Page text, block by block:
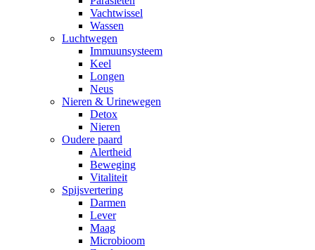
Vachtwissel
Wassen
Luchtwegen
Immuunsysteem
Keel
Longen
Neus
Nieren & Urinewegen
Detox
Nieren
Oudere paard
Alertheid
Beweging
Vitaliteit
Spijsvertering
Darmen
Lever
Maag
Microbioom